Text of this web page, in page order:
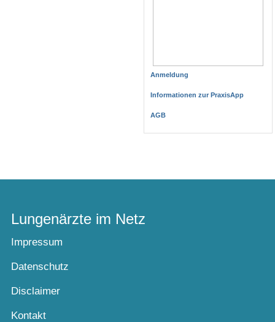
Anmeldung
Informationen zur PraxisApp
AGB
Lungenärzte im Netz
Impressum
Datenschutz
Disclaimer
Kontakt